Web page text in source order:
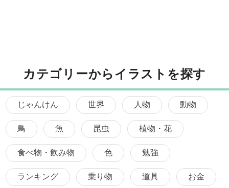
カテゴリーからイラストを探す
じゃんけん 世界 人物 動物
鳥 魚 昆虫 植物・花
食べ物・飲み物 色 勉強
ランキング 乗り物 道具 お金